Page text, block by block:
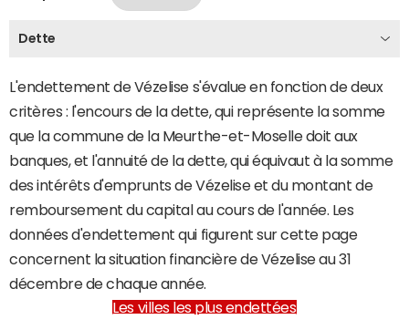
Dette
L'endettement de Vézelise s'évalue en fonction de deux
critères : l'encours de la dette, qui représente la somme
que la commune de la Meurthe-et-Moselle doit aux
banques, et l'annuité de la dette, qui équivaut à la somme
des intérêts d'emprunts de Vézelise et du montant de
remboursement du capital au cours de l'année. Les
données d'endettement qui figurent sur cette page
concernent la situation financière de Vézelise au 31
décembre de chaque année.
Les villes les plus endettées